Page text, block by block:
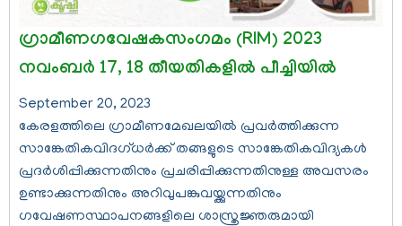
ഗ്രാമീണഗവേഷകസംഗമം (RIM) 2023
നവംബര്‍ 17, 18 തീയതികളില്‍ പീച്ചിയില്‍
September 20, 2023
കേരളത്തിലെ ഗ്രാമീണമേഖലയില്‍ പ്രവര്‍ത്തിക്കുന്ന
സാങ്കേതികവിദഗ്ധര്‍ക്ക് തങ്ങളുടെ സാങ്കേതികവിദ്യകള്‍
പ്രദര്‍ശിപ്പിക്കുന്നതിനും പ്രചരിപ്പിക്കുന്നതിനുള്ള അവസരം
ഉണ്ടാക്കുന്നതിനും അറിവുപങ്കുവയ്ക്കുന്നതിനും
ഗവേഷണസ്ഥാപനങ്ങളിലെ ശാസ്ത്രജ്ഞരുമായി